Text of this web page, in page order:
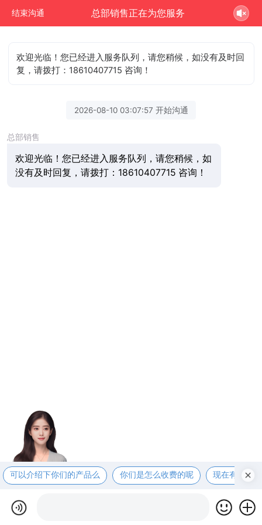
结束沟通 总部销售正在为您服务
欢迎光临！您已经进入服务队列，请您稍候，如没有及时回
复，请拨打：18610407715 咨询！
2026-08-10 03:07:57 开始沟通
总部销售
欢迎光临！您已经进入服务队列，请您稍候，如
没有及时回复，请拨打：18610407715 咨询！
可以介绍下你们的产品么 你们是怎么收费的呢 现在有优惠